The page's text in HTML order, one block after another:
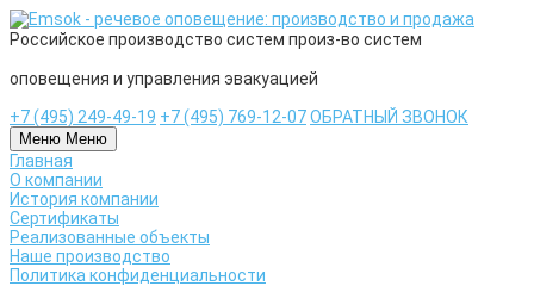
Российское производство систем произ-во систем
оповещения и управления эвакуацией
+7 (495) 249-49-19 +7 (495) 769-12-07ОБРАТНЫЙ ЗВОНОК
Меню Меню
Главная
О компании
История компании
Сертификаты
Реализованные объекты
Наше производство
Политика конфиденциальности